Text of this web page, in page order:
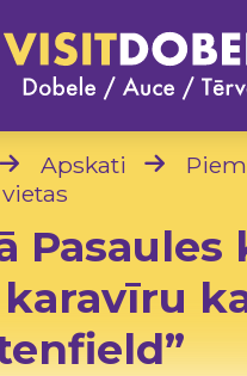
Apskati
Pasaules